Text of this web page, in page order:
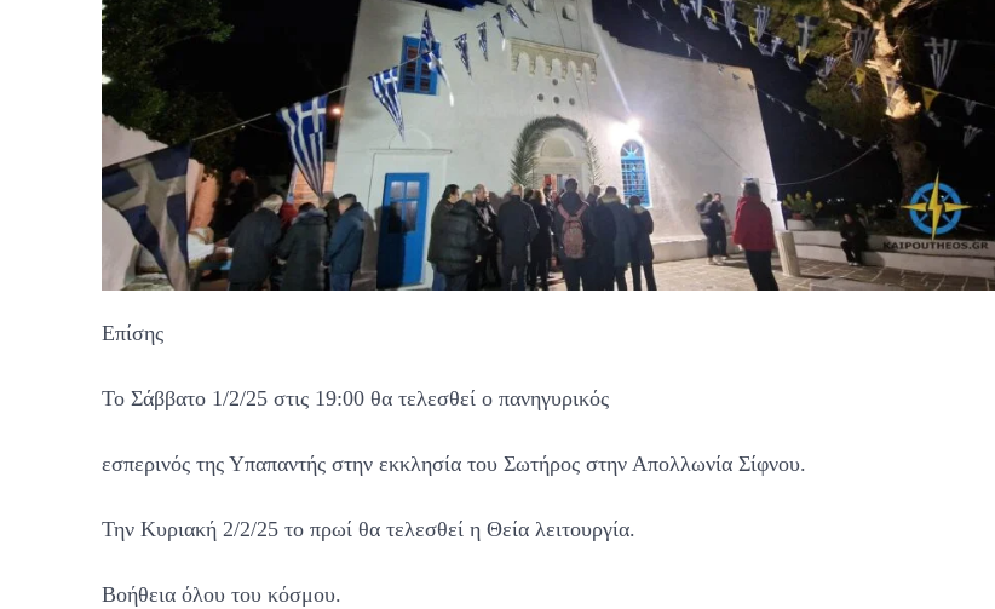
Επίσης
To Σάββατο 1/2/25 στις 19:00 θα τελεσθεί ο πανηγυρικός
εσπερινός της Υπαπαντής στην εκκλησία του Σωτήρος στην Απολλωνία Σίφνου.
Την Κυριακή 2/2/25 το πρωί θα τελεσθεί η Θεία λειτουργία.
Βοήθεια όλου του κόσμου.